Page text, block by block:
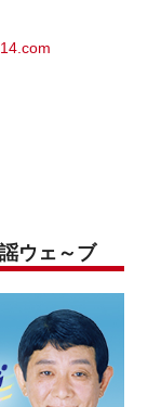
ウェ～ブ